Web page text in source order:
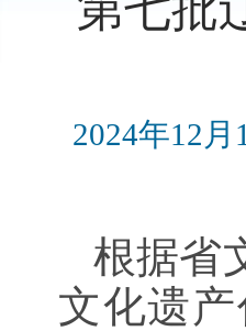
2024年12月
根据省
文化遗